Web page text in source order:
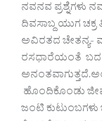
ನವನವ ಪ್ರಶ್ನೆಗಳು
ದಿವಸಾಬ್ದ ಯುಗ
ಅವಿರತದ ಚೇತನ್ಯ-
ರಸಧಾರೆಯಂತೆ
ಹೊಂದಿಕೊಂಡು
ಜಂಟಿ